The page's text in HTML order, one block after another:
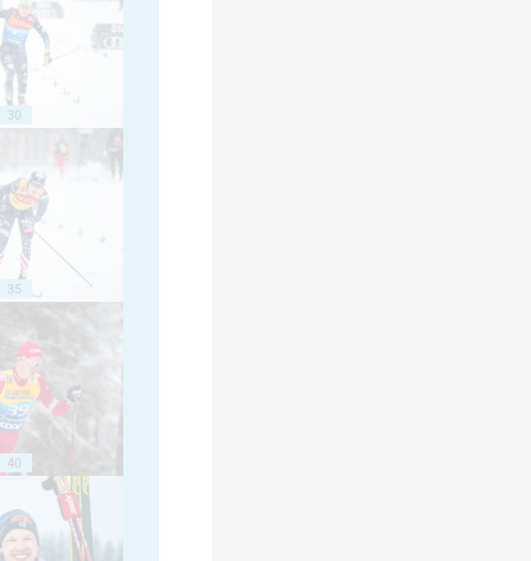
30
35
40